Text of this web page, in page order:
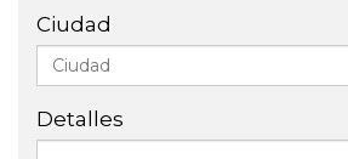
Ciudad
Detalles